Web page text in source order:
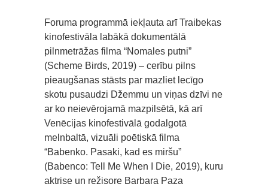
Foruma programmā iekļauta arī Traibekas
kinofestivāla labākā dokumentālā
pilnmetrāžas filma “Nomales putni”
(Scheme Birds, 2019) – cerību pilns
pieaugšanas stāsts par mazliet lecīgo
skotu pusaudzi Džemmu un viņas dzīvi ne
ar ko neievērojamā mazpilsētā, kā arī
Venēcijas kinofestivālā godalgotā
melnbaltā, vizuāli poētiskā filma
“Babenko. Pasaki, kad es miršu”
(Babenco: Tell Me When I Die, 2019), kuru
aktrise un režisore Barbara Paza